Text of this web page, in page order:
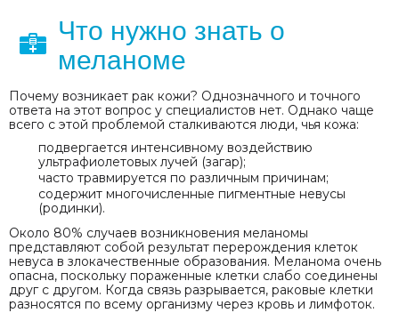
Что нужно знать о
меланоме
Почему возникает рак кожи? Однозначного и точного
ответа на этот вопрос у специалистов нет. Однако чаще
всего с этой проблемой сталкиваются люди, чья кожа:
подвергается интенсивному воздействию
ультрафиолетовых лучей (загар);
часто травмируется по различным причинам;
содержит многочисленные пигментные невусы
(родинки).
Около 80% случаев возникновения меланомы
представляют собой результат перерождения клеток
невуса в злокачественные образования. Меланома очень
опасна, поскольку пораженные клетки слабо соединены
друг с другом. Когда связь разрывается, раковые клетки
разносятся по всему организму через кровь и лимфоток.